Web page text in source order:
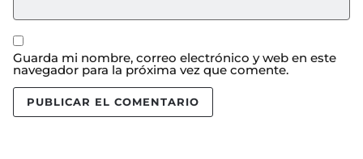
Guarda mi nombre, correo electrónico y web en este
navegador para la próxima vez que comente.